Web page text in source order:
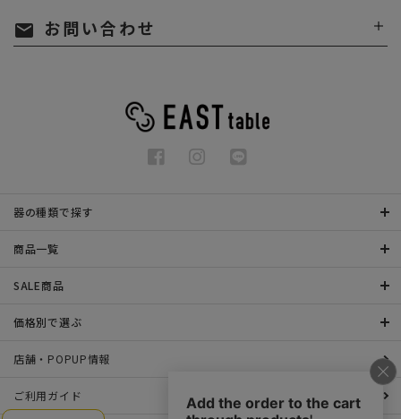
mail お問い合わせ
器の種類で探す
商品一覧
SALE商品
価格別で選ぶ
店舗・POPUP情報
ご利用ガイド